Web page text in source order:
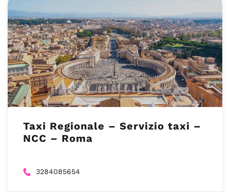
Taxi Regionale – Servizio taxi –
NCC – Roma
3284085654